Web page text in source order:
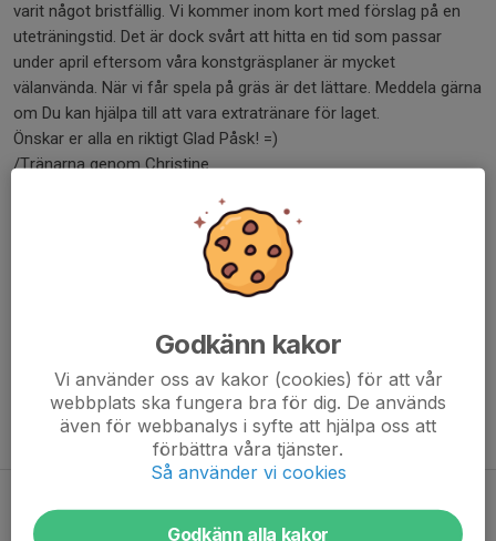
varit något bristfällig. Vi kommer inom kort med förslag på en
uteträningstid. Det är dock svårt att hitta en tid som passar
under april eftersom våra konstgräsplaner är mycket
välanvända. När vi får spela på gräs är det lättare. Meddela gärna
om Du kan hjälpa till att vara extratränare för laget.
Önskar er alla en riktigt Glad Påsk! =)
/Tränarna genom Christine
Christine B.5 apr 2020
Det försvann ett "Hej alla!" =)
Tidigare nyheter
Godkänn kakor
Vi använder oss av kakor (cookies) för att vår
webbplats ska fungera bra för dig. De används
även för webbanalys i syfte att hjälpa oss att
förbättra våra tjänster.
Så använder vi cookies
Godkänn alla kakor